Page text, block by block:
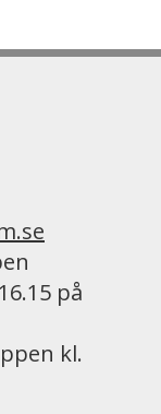
på
kl.